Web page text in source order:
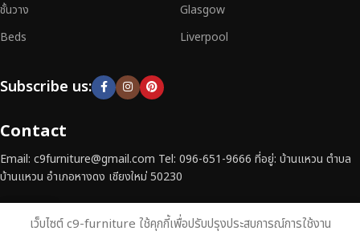
ชั้นวาง
Beds
Glasgow
Liverpool
Subscribe us:
Contact
Email: c9furniture@gmail.com Tel: 096-651-9666 ที่อยู่: บ้านแหวน ตำบล
บ้านแหวน อำเภอหางดง เชียงใหม่ 50230
เว็บไซต์ c9-furniture ใช้คุกกี้เพื่อปรับปรุงประสบการณ์การใช้งาน